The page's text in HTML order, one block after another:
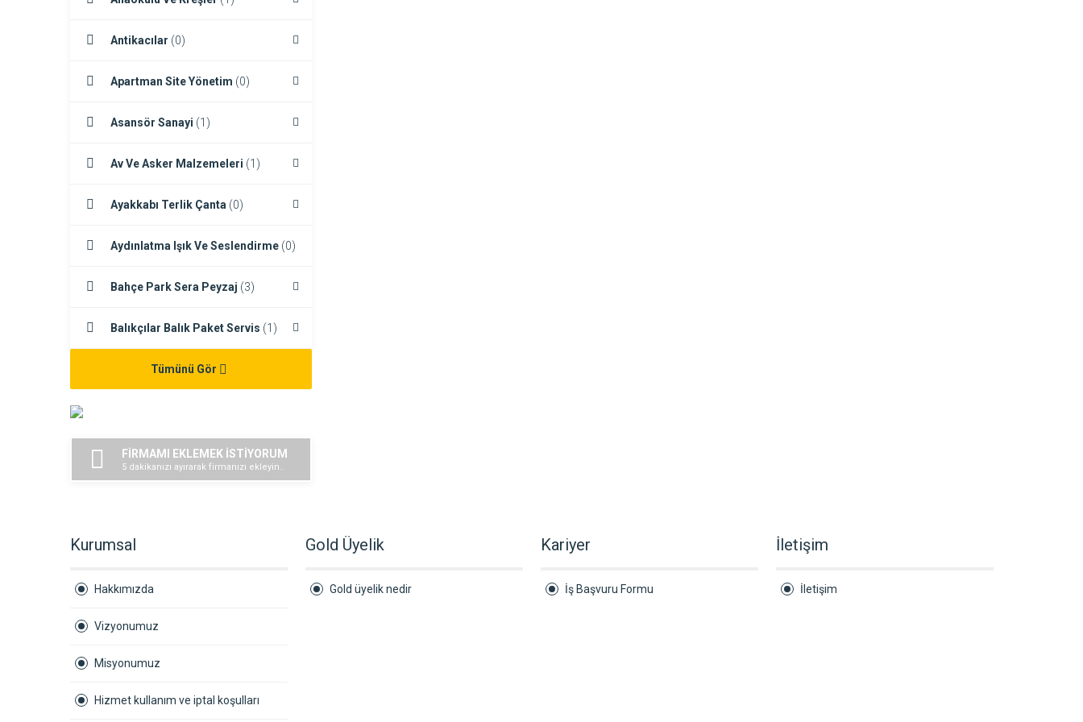
Antikacılar (0)
Apartman Site Yönetim (0)
Asansör Sanayi (1)
Av Ve Asker Malzemeleri (1)
Ayakkabı Terlik Çanta (0)
Aydınlatma Işık Ve Seslendirme (0)
Bahçe Park Sera Peyzaj (3)
Balıkçılar Balık Paket Servis (1)
Tümünü Gör
FİRMAMI EKLEMEK İSTİYORUM
5 dakikanızı ayırarak firmanızı ekleyin..
Kurumsal
Hakkımızda
Vizyonumuz
Misyonumuz
Hizmet kullanım ve iptal koşulları
Gold Üyelik
Gold üyelik nedir
Kariyer
İş Başvuru Formu
İletişim
İletişim